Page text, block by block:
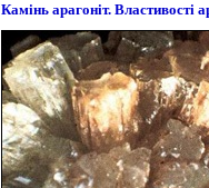
Камінь арагоніт. Властивості